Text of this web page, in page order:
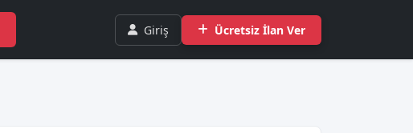
Giriş Ücretsiz İlan Ver